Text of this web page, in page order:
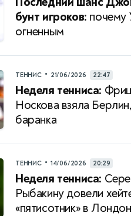
бунт игроков: почему
огненным
ТЕННИС • 21/06/2026 22:47
Неделя тенниса:
Носкова взяла
баранка
ТЕННИС • 14/06/2026 20:29
Неделя тенниса:
Рыбакину довели
«пятисотник» в